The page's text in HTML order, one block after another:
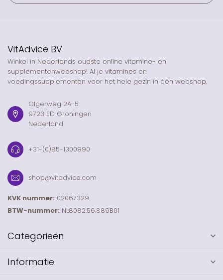
VitAdvice BV
Winkel in Nederlands oudste online vitamine- en
supplementenwebshop! Al je vitamines en
voedingssupplementen voor het hele gezin in één webshop.
Olgerweg 2A-5
9723 ED Groningen
Nederland
+31-(0)85-1300990
shop@vitadvice.com
KVK nummer: 02067329
BTW-nummer: NL8082.56.889B01
Categorieën
Informatie